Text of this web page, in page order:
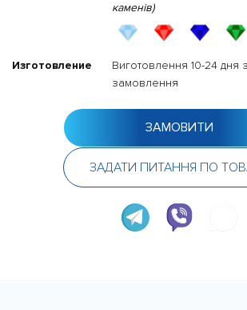
каменів)
Изготовление
Виготовлення 10-24 дня
замовлення
ЗАМОВИТИ
ЗАДАТИ ПИТАННЯ ПО